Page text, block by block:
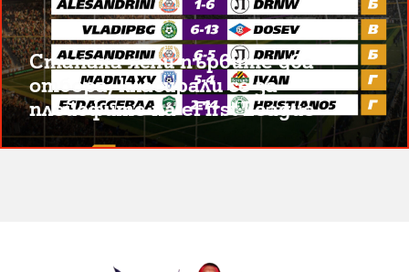
Станаха ясни първите два
отбора, класирали се за
плейофите на eFirst League